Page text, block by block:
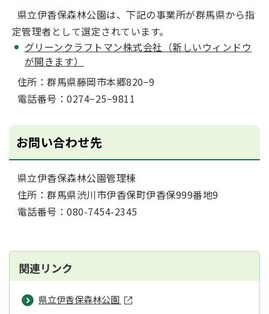
県立伊香保森林公園は、下記の事業所が群馬県から指
定管理者として選定されています。
グリーンクラフトマン株式会社（新しいウィンドウ
が開きます）
住所：群馬県藤岡市本郷820−9
電話番号：0274−25−9811
お問い合わせ先
県立伊香保森林公園管理棟
住所：群馬県渋川市伊香保町伊香保999番地9
電話番号：080-7454-2345
関連リンク
県立伊香保森林公園